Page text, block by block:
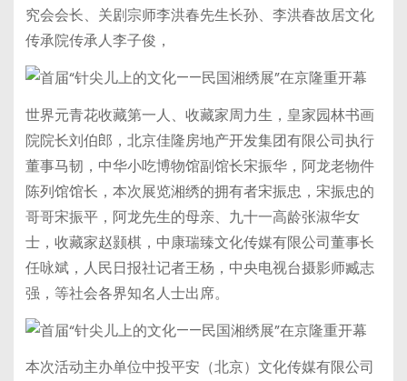
究会会长、关剧宗师李洪春先生长孙、李洪春故居文化
传承院传承人李子俊，
世界元青花收藏第一人、收藏家周力生，皇家园林书画
院院长刘伯郎，北京佳隆房地产开发集团有限公司执行
董事马韧，中华小吃博物馆副馆长宋振华，阿龙老物件
陈列馆馆长，本次展览湘绣的拥有者宋振忠，宋振忠的
哥哥宋振平，阿龙先生的母亲、九十一高龄张淑华女
士，收藏家赵颢棋，中康瑞臻文化传媒有限公司董事长
任咏斌，人民日报社记者王杨，中央电视台摄影师臧志
强，等社会各界知名人士出席。
本次活动主办单位中投平安（北京）文化传媒有限公司